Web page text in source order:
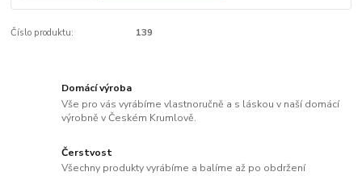
Číslo produktu: 139
Domácí výroba
Vše pro vás vyrábíme vlastnoručně a s láskou v naší domácí
výrobně v Českém Krumlově.
Čerstvost
Všechny produkty vyrábíme a balíme až po obdržení